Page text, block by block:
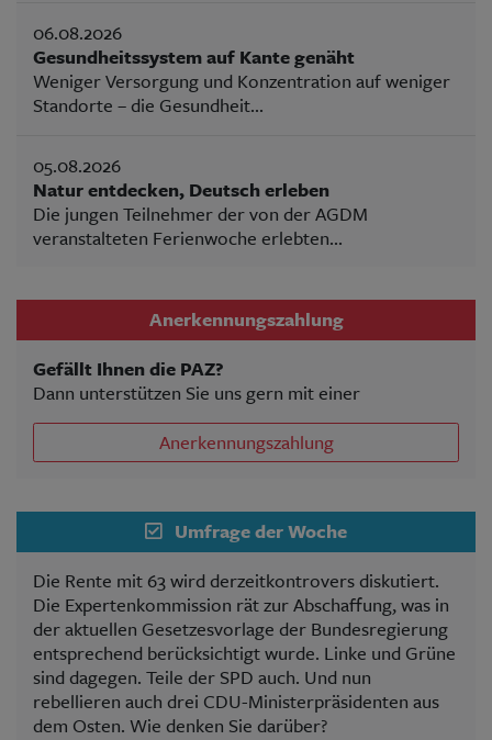
06.08.2026
Gesundheitssystem auf Kante genäht
Weniger Versorgung und Konzentration auf weniger
Standorte – die Gesundheit...
05.08.2026
Natur entdecken, Deutsch erleben
Die jungen Teilnehmer der von der AGDM
veranstalteten Ferienwoche erlebten...
Anerkennungszahlung
Gefällt Ihnen die PAZ?
Dann unterstützen Sie uns gern mit einer
Anerkennungszahlung
Umfrage der Woche
Die Rente mit 63 wird derzeitkontrovers diskutiert.
Die Expertenkommission rät zur Abschaffung, was in
der aktuellen Gesetzesvorlage der Bundesregierung
entsprechend berücksichtigt wurde. Linke und Grüne
sind dagegen. Teile der SPD auch. Und nun
rebellieren auch drei CDU-Ministerpräsidenten aus
dem Osten. Wie denken Sie darüber?